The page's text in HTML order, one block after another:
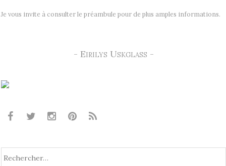
Je vous invite à consulter le préambule pour de plus amples informations.
- Eirilys Uskglass -